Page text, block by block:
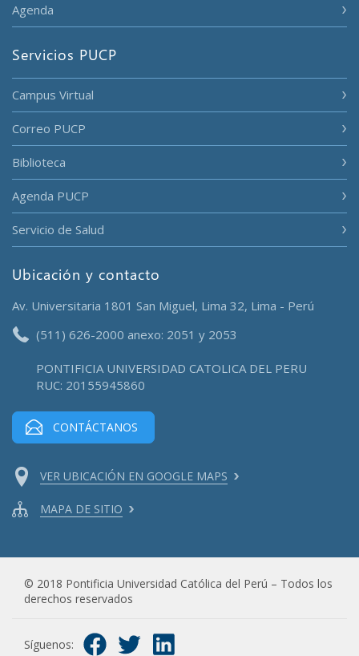
Agenda
Servicios PUCP
Campus Virtual
Correo PUCP
Biblioteca
Agenda PUCP
Servicio de Salud
Ubicación y contacto
Av. Universitaria 1801 San Miguel, Lima 32, Lima - Perú
(511) 626-2000 anexo: 2051 y 2053
PONTIFICIA UNIVERSIDAD CATOLICA DEL PERU
RUC: 20155945860
CONTÁCTANOS
VER UBICACIÓN EN GOOGLE MAPS
MAPA DE SITIO
© 2018 Pontificia Universidad Católica del Perú – Todos los
derechos reservados
Síguenos: